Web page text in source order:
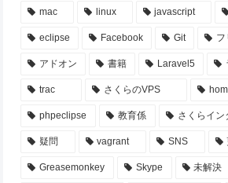
mac linux javascript
eclipse Facebook Git フ
アドオン 書籍 Laravel5
trac さくらのVPS
phpeclipse 教育係 さくらイン
疑問 vagrant SNS
Greasemonkey Skype 未解決